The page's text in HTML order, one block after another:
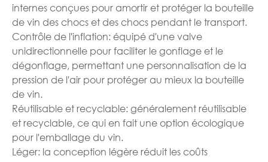
internes conçues pour amortir et protéger la bouteille
de vin des chocs et des chocs pendant le transport.
Contrôle de l'inflation: équipé d'une valve
unidirectionnelle pour faciliter le gonflage et le
dégonflage, permettant une personnalisation de la
pression de l'air pour protéger au mieux la bouteille
de vin.
Réutilisable et recyclable: généralement réutilisable
et recyclable, ce qui en fait une option écologique
pour l'emballage du vin.
Léger: la conception légère réduit les coûts